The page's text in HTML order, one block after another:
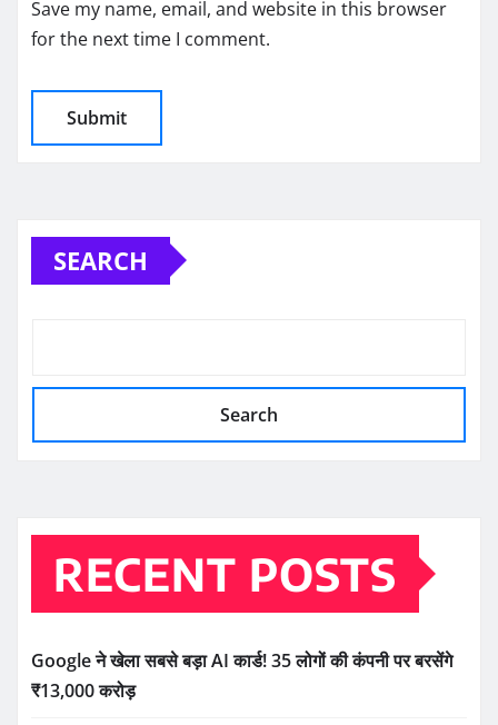
Save my name, email, and website in this browser
for the next time I comment.
SEARCH
Search
RECENT POSTS
Google ने खेला सबसे बड़ा AI कार्ड! 35 लोगों की कंपनी पर बरसेंगे
₹13,000 करोड़